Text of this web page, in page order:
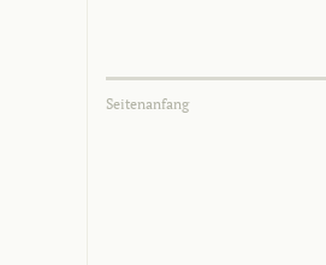
Seitenanfang